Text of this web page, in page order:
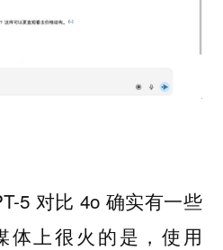
5 对比 4o 确实有一些
体上很火的是，使用